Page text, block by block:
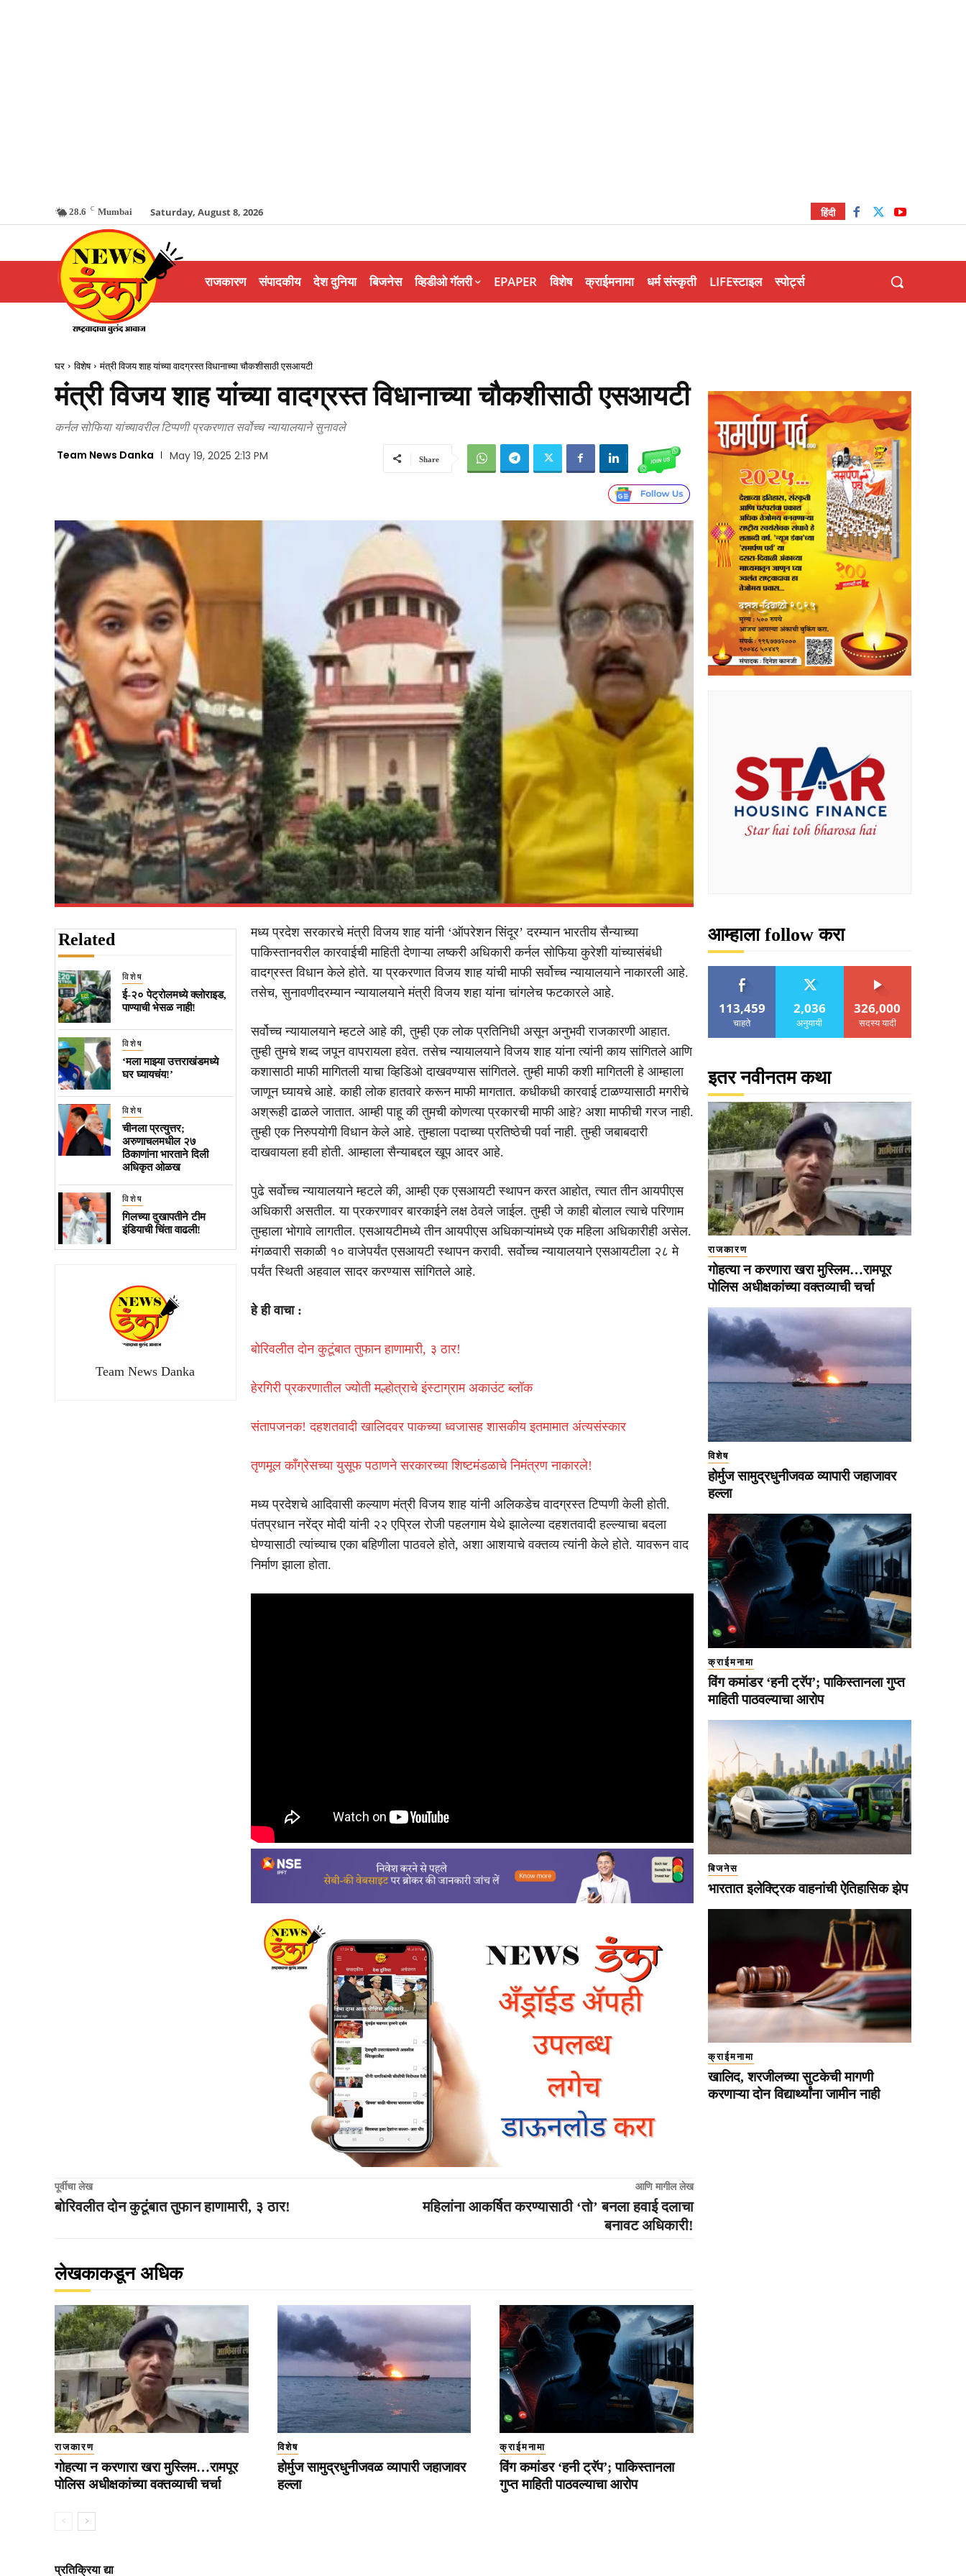
28.6 C Mumbai Saturday, August 8, 2026 हिंदी
राजकारण संपादकीय देश दुनिया बिजनेस व्हिडीओ गॅलरी EPAPER विशेष क्राईमनामा धर्म संस्कृती LIFEस्टाइल स्पोर्ट्स
घर विशेष मंत्री विजय शाह यांच्या वादग्रस्त विधानाच्या चौकशीसाठी एसआयटी
मंत्री विजय शाह यांच्या वादग्रस्त विधानाच्या चौकशीसाठी एसआयटी
कर्नल सोफिया यांच्यावरील टिप्पणी प्रकरणात सर्वोच्च न्यायालयाने सुनावले
Team News Danka May 19, 2025 2:13 PM Share
Related
विशेष
ई-२० पेट्रोलमध्ये क्लोराइड,
पाण्याची भेसळ नाही!
विशेष
‘मला माझ्या उत्तराखंडमध्ये
घर घ्यायचंय!’
विशेष
चीनला प्रत्युत्तर;
अरुणाचलमधील २७
ठिकाणांना भारताने दिली
अधिकृत ओळख
विशेष
गिलच्या दुखापतीने टीम
इंडियाची चिंता वाढली!
Team News Danka
मध्य प्रदेश सरकारचे मंत्री विजय शाह यांनी ‘ऑपरेशन सिंदूर’ दरम्यान भारतीय सैन्याच्या
पाकिस्तानवरील कारवाईची माहिती देणाऱ्या लष्करी अधिकारी कर्नल सोफिया कुरेशी यांच्यासंबंधी
वादग्रस्त विधान केले होते. या प्रकरणात विजय शाह यांची माफी सर्वोच्च न्यायालयाने नाकारली आहे.
तसेच, सुनावणीदरम्यान न्यायालयाने मंत्री विजय शहा यांना चांगलेच फटकारले आहे.
सर्वोच्च न्यायालयाने म्हटले आहे की, तुम्ही एक लोक प्रतिनिधी असून अनुभवी राजकारणी आहात.
तुम्ही तुमचे शब्द जपून वापरायला हवेत. तसेच न्यायालयाने विजय शाह यांना त्यांनी काय सांगितले आणि
कशासाठी माफी मागितली याचा व्हिडिओ दाखवण्यास सांगितले. तुम्ही माफी कशी मागितली हे आम्हाला
जाणून घ्यायचे आहे. काही लोक हातवारे करून माफी मागतात. कधीकधी कारवाई टाळण्यासाठी मगरीचे
अश्रूही ढाळले जातात. आम्ही पाहू की तुमची कोणत्या प्रकारची माफी आहे? अशा माफीची गरज नाही.
तुम्ही एक निरुपयोगी विधान केले आहे. तुम्हाला पदाच्या प्रतिष्ठेची पर्वा नाही. तुम्ही जबाबदारी
दाखवायला हवी होती. आम्हाला सैन्याबद्दल खूप आदर आहे.
पुढे सर्वोच्च न्यायालयाने म्हटले की, आम्ही एक एसआयटी स्थापन करत आहोत, त्यात तीन आयपीएस
अधिकारी असतील. या प्रकरणावर बारकाईने लक्ष ठेवले जाईल. तुम्ही जे काही बोलाल त्याचे परिणाम
तुम्हाला भोगावे लागतील. एसआयटीमध्ये तीन आयपीएस अधिकाऱ्यांमध्ये एक महिला अधिकारीही असेल.
मंगळवारी सकाळी १० वाजेपर्यंत एसआयटी स्थापन करावी. सर्वोच्च न्यायालयाने एसआयटीला २८ मे
पर्यंत स्थिती अहवाल सादर करण्यास सांगितले आहे.
हे ही वाचा :
बोरिवलीत दोन कुटूंबात तुफान हाणामारी, ३ ठार!
हेरगिरी प्रकरणातील ज्योती मल्होत्राचे इंस्टाग्राम अकाउंट ब्लॉक
संतापजनक! दहशतवादी खालिदवर पाकच्या ध्वजासह शासकीय इतमामात अंत्यसंस्कार
तृणमूल काँग्रेसच्या युसूफ पठाणने सरकारच्या शिष्टमंडळाचे निमंत्रण नाकारले!
मध्य प्रदेशचे आदिवासी कल्याण मंत्री विजय शाह यांनी अलिकडेच वादग्रस्त टिप्पणी केली होती.
पंतप्रधान नरेंद्र मोदी यांनी २२ एप्रिल रोजी पहलगाम येथे झालेल्या दहशतवादी हल्ल्याचा बदला
घेण्यासाठी त्यांच्याच एका बहिणीला पाठवले होते, अशा आशयाचे वक्तव्य त्यांनी केले होते. यावरून वाद
निर्माण झाला होता.
पूर्वीचा लेख
बोरिवलीत दोन कुटूंबात तुफान हाणामारी, ३ ठार!
आणि मागील लेख
महिलांना आकर्षित करण्यासाठी ‘तो’ बनला हवाई दलाचा
बनावट अधिकारी!
लेखकाकडून अधिक
राजकारण
गोहत्या न करणारा खरा मुस्लिम…रामपूर
पोलिस अधीक्षकांच्या वक्तव्याची चर्चा
विशेष
होर्मुज सामुद्रधुनीजवळ व्यापारी जहाजावर
हल्ला
क्राईमनामा
विंग कमांडर ‘हनी ट्रॅप’; पाकिस्तानला
गुप्त माहिती पाठवल्याचा आरोप
प्रतिक्रिया द्या
आम्हाला follow करा
113,459
चाहते
2,036
अनुयायी
326,000
सदस्य यादी
इतर नवीनतम कथा
राजकारण
गोहत्या न करणारा खरा मुस्लिम…रामपूर
पोलिस अधीक्षकांच्या वक्तव्याची चर्चा
विशेष
होर्मुज सामुद्रधुनीजवळ व्यापारी जहाजावर
हल्ला
क्राईमनामा
विंग कमांडर ‘हनी ट्रॅप’; पाकिस्तानला गुप्त
माहिती पाठवल्याचा आरोप
बिजनेस
भारतात इलेक्ट्रिक वाहनांची ऐतिहासिक झेप
क्राईमनामा
खालिद, शरजीलच्या सुटकेची मागणी
करणाऱ्या दोन विद्यार्थ्यांना जामीन नाही